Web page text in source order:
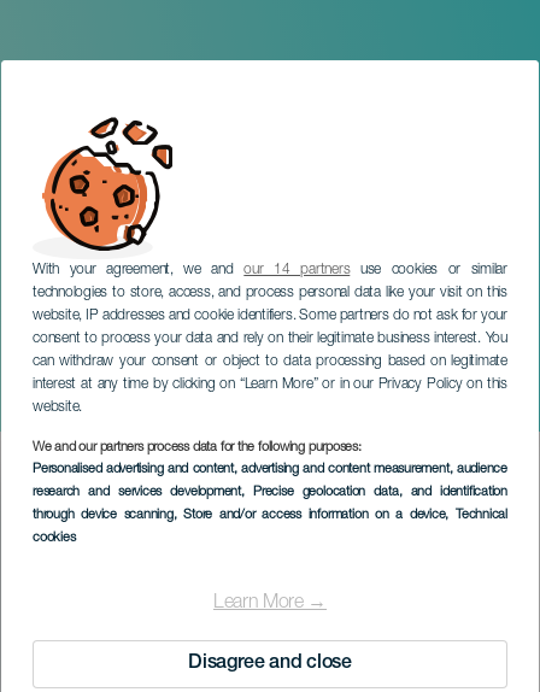
With your agreement, we andour 14 partnersuse cookies or similar
technologies to store, access, and process personal data like your visit on this
website, IP addresses and cookie identifiers. Some partners do not ask for your
consent to process your data and rely on their legitimate business interest. You
can withdraw your consent or object to data processing based on legitimate
interest at any time by clicking on “Learn More” or in our Privacy Policy on this
website.
We and our partners process data for the following purposes:
Personalised advertising and content, advertising and content measurement, audience
research and services development, Precise geolocation data, and identification
through device scanning, Store and/or access information on a device, Technical
cookies
Learn More →
Disagree and close
Den store aften med
tapas, vin og kultur
GRAN CANARIA
Imagen
Listado